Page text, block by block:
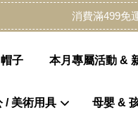
消費滿499免
帽子 本月專屬活動 &
/ 美術用具 母嬰 &